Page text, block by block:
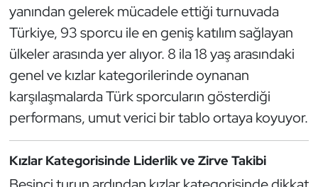
yanından gelerek mücadele ettiği turnuvada
Türkiye, 93 sporcu ile en geniş katılım sağlayan
ülkeler arasında yer alıyor. 8 ila 18 yaş arasındaki
genel ve kızlar kategorilerinde oynanan
karşılaşmalarda Türk sporcuların gösterdiği
performans, umut verici bir tablo ortaya koyuyor.
Kızlar Kategorisinde Liderlik ve Zirve Takibi
Futbol
Futsal
Genel
Golf
Güreş